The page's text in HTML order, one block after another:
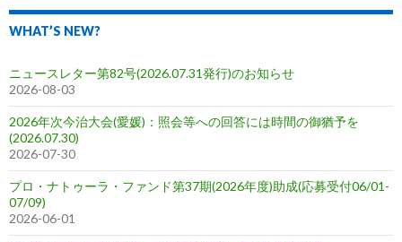
WHAT’S NEW?
ニュースレター第82号(2026.07.31発行)のお知らせ
2026-08-03
2026年次今治大会(愛媛)：照会等への回答には時間の御猶予を
(2026.07.30)
2026-07-30
プロ・ナトゥーラ・ファンド第37期(2026年度)助成(応募受付06/01-
07/09)
2026-06-01